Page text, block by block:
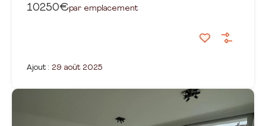
10250€par emplacement
Ajout : 29 août 2025